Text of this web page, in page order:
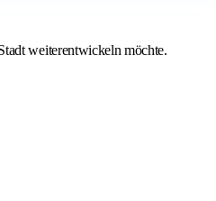
weiterentwickeln möchte.